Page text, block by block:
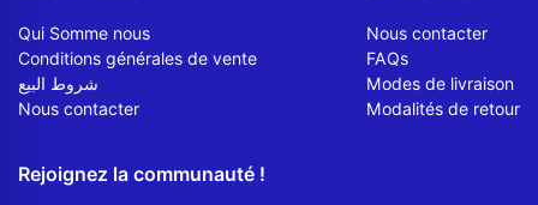
Qui Somme nous
Conditions générales de vente
شروط البيع
Nous contacter
Nous contacter
FAQs
Modes de livraison
Modalités de retour
Rejoignez la communauté !